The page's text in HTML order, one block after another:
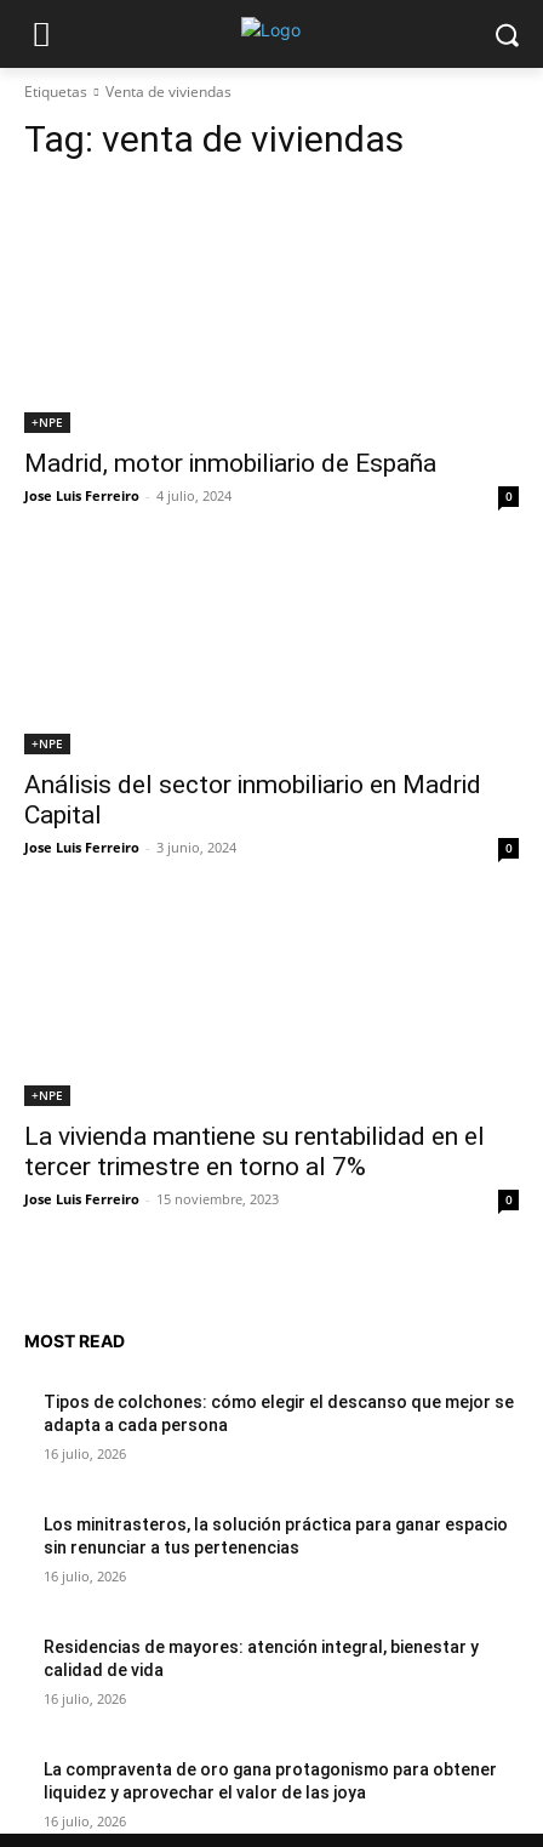
Etiquetas Venta de viviendas
Tag: venta de viviendas
+NPE
Madrid, motor inmobiliario de España
Jose Luis Ferreiro - 4 julio, 2024 0
+NPE
Análisis del sector inmobiliario en Madrid
Capital
Jose Luis Ferreiro - 3 junio, 2024 0
+NPE
La vivienda mantiene su rentabilidad en el
tercer trimestre en torno al 7%
Jose Luis Ferreiro - 15 noviembre, 2023 0
MOST READ
Tipos de colchones: cómo elegir el descanso que mejor se
adapta a cada persona
16 julio, 2026
Los minitrasteros, la solución práctica para ganar espacio
sin renunciar a tus pertenencias
16 julio, 2026
Residencias de mayores: atención integral, bienestar y
calidad de vida
16 julio, 2026
La compraventa de oro gana protagonismo para obtener
liquidez y aprovechar el valor de las joya
16 julio, 2026